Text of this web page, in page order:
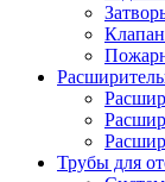
Трубы для